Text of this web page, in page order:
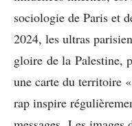
sociologie de Paris et
2024, les ultras
gloire de la Palestine,
une carte du territoire
rap inspire